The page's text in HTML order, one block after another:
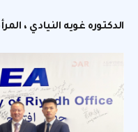
الدكتوره غويه النيادي ،